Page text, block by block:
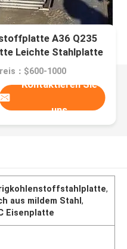
A36 Q235
Leichte Stahlplatte
：$600-1000
Kontaktieren Sie
uns
,
aus mildem Stahl,
Eisenplatte